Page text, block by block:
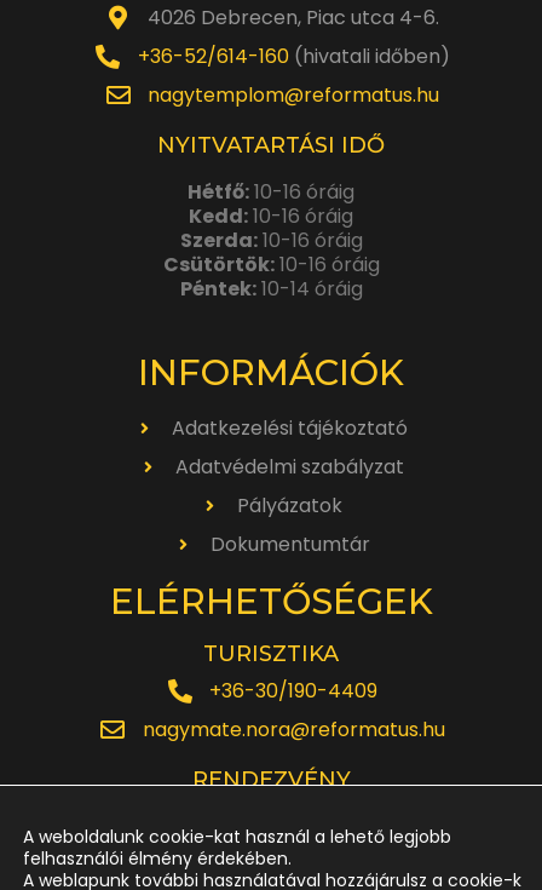
4026 Debrecen, Piac utca 4-6.
+36-52/614-160(hivatali időben)
nagytemplom@reformatus.hu
NYITVATARTÁSI IDŐ
Hétfő:10-16 óráig
Kedd:10-16 óráig
Szerda:10-16 óráig
Csütörtök:10-16 óráig
Péntek:10-14 óráig
INFORMÁCIÓK
Adatkezelési tájékoztató
Adatvédelmi szabályzat
Pályázatok
Dokumentumtár
ELÉRHETŐSÉGEK
TURISZTIKA
+36-30/190-4409
nagymate.nora@reformatus.hu
RENDEZVÉNY
rendezveny.nagytemplom@reformatus.hu
A weboldalunk cookie-kat használ a lehető legjobb
felhasználói élmény érdekében.
A weblapunk további használatával hozzájárulsz a cookie-k